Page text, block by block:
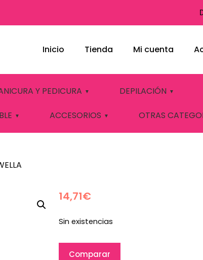
Inicio Tienda Mi cuenta
Y PEDICURA DEPILACIÓN
ACCESORIOS OTRAS
CONDITIONER
14,71€
Sin existencias
Comparar